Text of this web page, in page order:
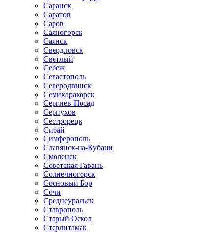
Саранск
Саратов
Саров
Саяногорск
Саянск
Свердловск
Светлый
Себеж
Севастополь
Северодвинск
Семикаракорск
Сергиев-Посад
Серпухов
Сестрорецк
Сибай
Симферополь
Славянск-на-Кубани
Смоленск
Советская Гавань
Солнечногорск
Сосновый Бор
Сочи
Среднеуральск
Ставрополь
Старый Оскол
Стерлитамак